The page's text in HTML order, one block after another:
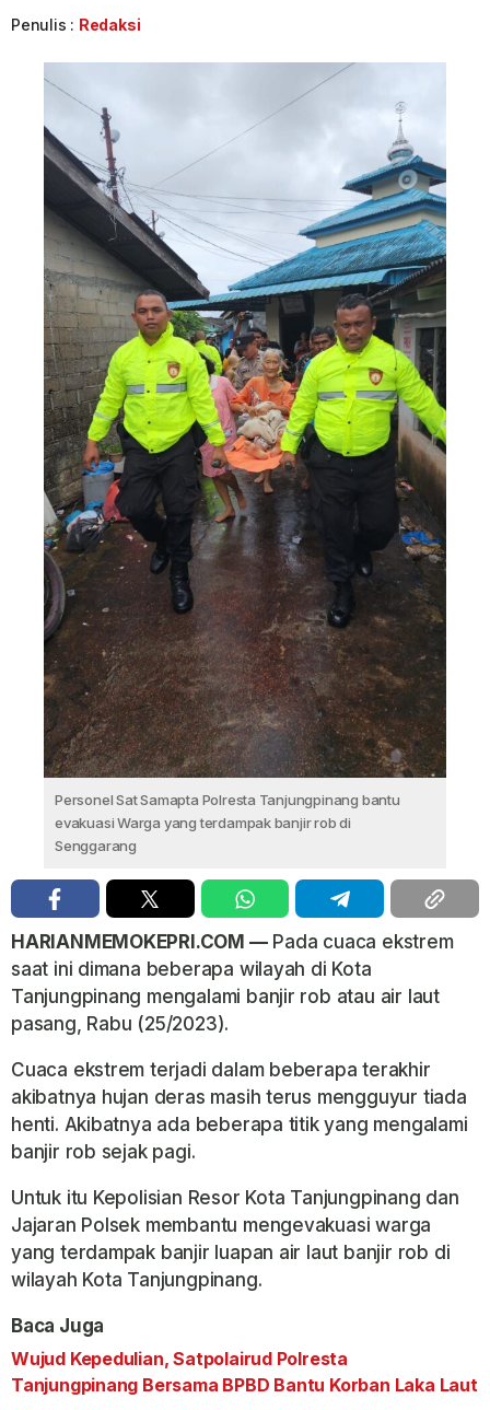
Penulis : Redaksi
Personel Sat Samapta Polresta Tanjungpinang bantu
evakuasi Warga yang terdampak banjir rob di
Senggarang
HARIANMEMOKEPRI.COM —Pada cuaca ekstrem
saat ini dimana beberapa wilayah di Kota
Tanjungpinang mengalami banjir rob atau air laut
pasang, Rabu (25/2023).
Cuaca ekstrem terjadi dalam beberapa terakhir
akibatnya hujan deras masih terus mengguyur tiada
henti. Akibatnya ada beberapa titik yang mengalami
banjir rob sejak pagi.
Untuk itu Kepolisian Resor Kota Tanjungpinang dan
Jajaran Polsek membantu mengevakuasi warga
yang terdampak banjir luapan air laut banjir rob di
wilayah Kota Tanjungpinang.
Baca Juga
Wujud Kepedulian, Satpolairud Polresta
Tanjungpinang Bersama BPBD Bantu Korban Laka Laut